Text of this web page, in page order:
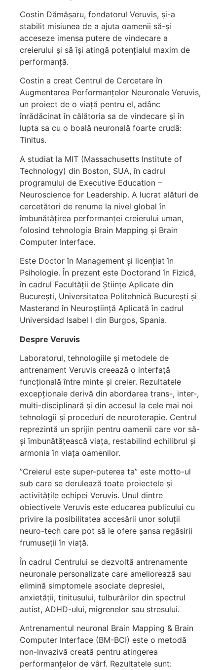
Costin Dămășaru, fondatorul Veruvis, și-a
stabilit misiunea de a ajuta oamenii să-și
acceseze imensa putere de vindecare a
creierului și să își atingă potențialul maxim de
performanță.
Costin a creat Centrul de Cercetare în
Augmentarea Performanțelor Neuronale Veruvis,
un proiect de o viață pentru el, adânc
înrădăcinat în călătoria sa de vindecare și în
lupta sa cu o boală neuronală foarte crudă:
Tinitus.
A studiat la MIT (Massachusetts Institute of
Technology) din Boston, SUA, în cadrul
programului de Executive Education –
Neuroscience for Leadership. A lucrat alături de
cercetători de renume la nivel global în
îmbunătățirea performanței creierului uman,
folosind tehnologia Brain Mapping și Brain
Computer Interface.
Este Doctor în Management și licențiat în
Psihologie. În prezent este Doctorand în Fizică,
în cadrul Facultății de Științe Aplicate din
București, Universitatea Politehnică București și
Masterand în Neuroștiință Aplicată în cadrul
Universidad Isabel I din Burgos, Spania.
Despre Veruvis
Laboratorul, tehnologiile și metodele de
antrenament Veruvis creează o interfață
funcțională între minte și creier. Rezultatele
excepționale derivă din abordarea trans-, inter-,
multi-disciplinară și din accesul la cele mai noi
tehnologii și proceduri de neuroterapie. Centrul
reprezintă un sprijin pentru oamenii care vor să-
și îmbunătățească viața, restabilind echilibrul și
armonia în viața oamenilor.
”Creierul este super-puterea ta” este motto-ul
sub care se derulează toate proiectele și
activitățile echipei Veruvis. Unul dintre
obiectivele Veruvis este educarea publicului cu
privire la posibilitatea accesării unor soluții
neuro-tech care pot să le ofere șansa regăsirii
frumuseții în viață.
În cadrul Centrului se dezvoltă antrenamente
neuronale personalizate care ameliorează sau
elimină simptomele asociate depresiei,
anxietății, tinitusului, tulburărilor din spectrul
autist, ADHD-ului, migrenelor sau stresului.
Antrenamentul neuronal Brain Mapping & Brain
Computer Interface (BM-BCI) este o metodă
non-invazivă creată pentru atingerea
performanțelor de vârf. Rezultatele sunt: